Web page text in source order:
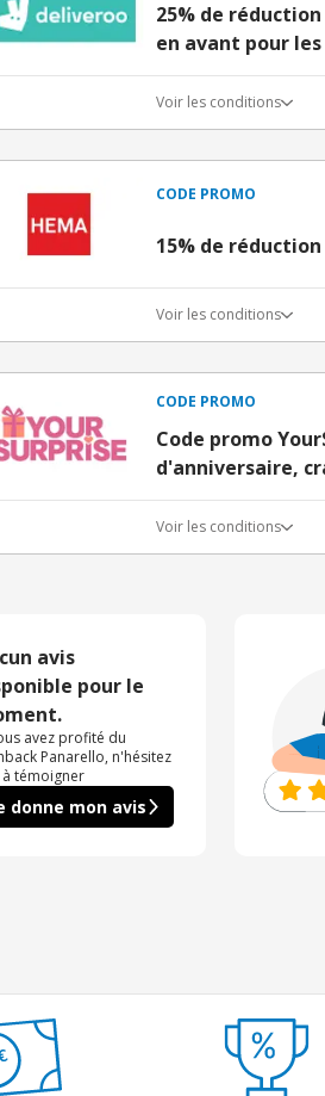
25% de
en avant pour
Voir les conditions
CODE PROMO
15% de
Voir les conditions
CODE PROMO
Code promo
d'anniversaire,
Voir les conditions
avis
pour le
avez profité du
Panarello, n'hésitez
à témoigner
donne mon avis